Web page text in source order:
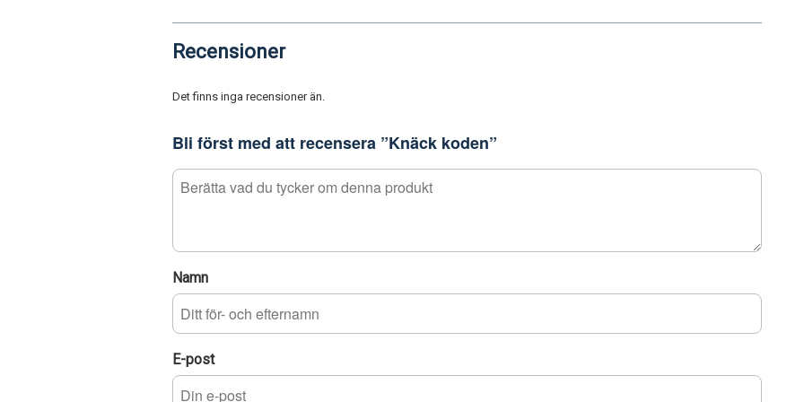
Recensioner
Det finns inga recensioner än.
Bli först med att recensera ”Knäck koden”
Namn
E-post